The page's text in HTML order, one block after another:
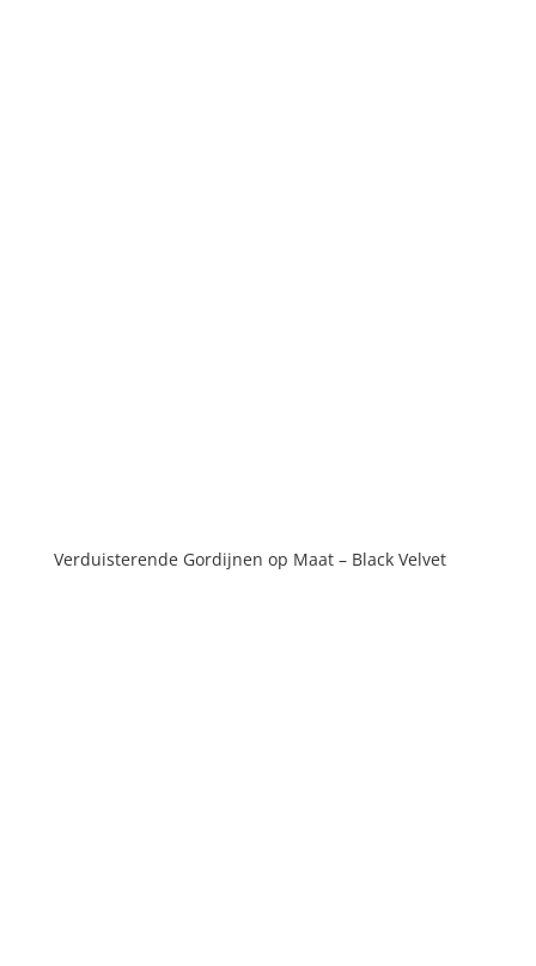
Verduisterende Gordijnen op Maat – Black Velvet